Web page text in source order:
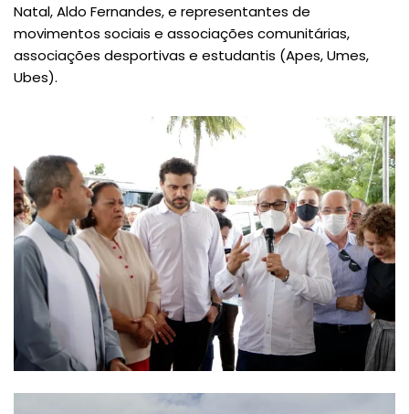
Natal, Aldo Fernandes, e representantes de
movimentos sociais e associações comunitárias,
associações desportivas e estudantis (Apes, Umes,
Ubes).